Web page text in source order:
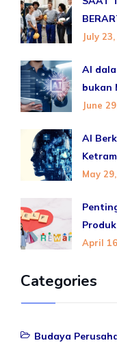
July
AI
bukan
June
AI
May
April
Categories
Budaya